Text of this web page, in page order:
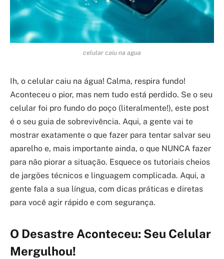
celular caiu na agua
Ih, o celular caiu na água! Calma, respira fundo!
Aconteceu o pior, mas nem tudo está perdido. Se o seu
celular foi pro fundo do poço (literalmente!), este post
é o seu guia de sobrevivência. Aqui, a gente vai te
mostrar exatamente o que fazer para tentar salvar seu
aparelho e, mais importante ainda, o que NUNCA fazer
para não piorar a situação. Esquece os tutoriais cheios
de jargões técnicos e linguagem complicada. Aqui, a
gente fala a sua língua, com dicas práticas e diretas
para você agir rápido e com segurança.
O Desastre Aconteceu: Seu Celular
Mergulhou!